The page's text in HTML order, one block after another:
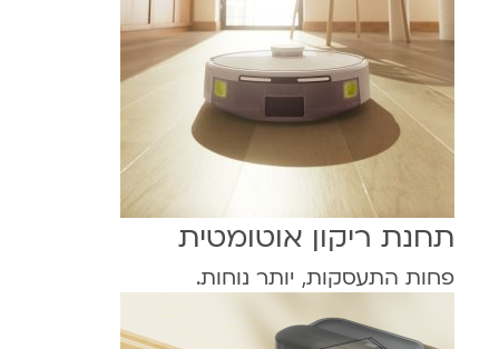
תחנת ריקון אוטומטית
פחות התעסקות, יותר נוחות.